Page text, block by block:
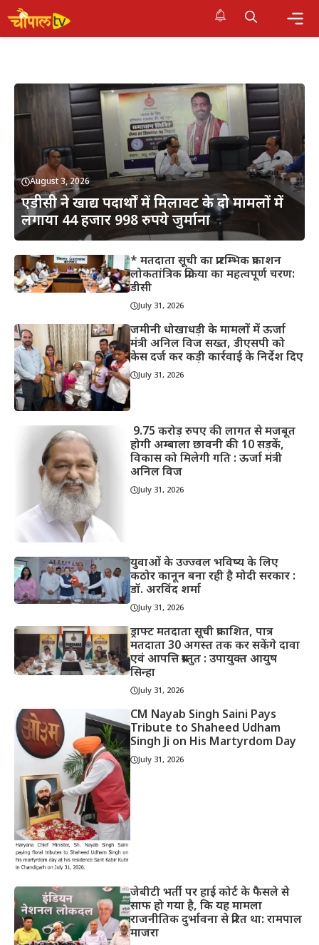
Skip
to
August 3, 2026
एडीसी ने खाद्य पदार्थों में मिलावट के दो मामलों में
लगाया 44 हजार 998 रुपये जुर्माना
* मतदाता सूची का प्रारम्भिक प्रकाशन
लोकतांत्रिक प्रक्रिया का महत्वपूर्ण चरण:
डीसी
July 31, 2026
जमीनी धोखाधड़ी के मामलों में ऊर्जा
मंत्री अनिल विज सख्त, डीएसपी को
केस दर्ज कर कड़ी कार्रवाई के निर्देश दिए
July 31, 2026
9.75 करोड़ रुपए की लागत से मजबूत
होगी अम्बाला छावनी की 10 सड़कें,
विकास को मिलेगी गति : ऊर्जा मंत्री
अनिल विज
July 31, 2026
युवाओं के उज्ज्वल भविष्य के लिए
कठोर कानून बना रही है मोदी सरकार :
डॉ. अरविंद शर्मा
July 31, 2026
ड्राफ्ट मतदाता सूची प्रकाशित, पात्र
मतदाता 30 अगस्त तक कर सकेंगे दावा
एवं आपत्ति प्रस्तुत : उपायुक्त आयुष
सिन्हा
July 31, 2026
CM Nayab Singh Saini Pays
Tribute to Shaheed Udham
Singh Ji on His Martyrdom Day
July 31, 2026
जेबीटी भर्ती पर हाई कोर्ट के फैसले से
साफ हो गया है, कि यह मामला
राजनीतिक दुर्भावना से प्रेरित था: रामपाल
माजरा